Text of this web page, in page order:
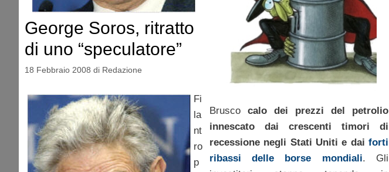
George Soros, ritratto
di uno “speculatore”
18 Febbraio 2008 di Redazione
Fi
la
nt
ro
p
Brusco calo dei prezzi del petrolio
innescato dai crescenti timori di
recessione negli Stati Uniti e dai forti
ribassi delle borse mondiali. Gli